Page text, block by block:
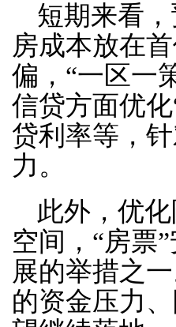
短期来看
房成本放在
偏，“一区一
信贷方面优
贷利率等，
力。
此外，优
空间，“房票
展的举措之
的资金压力